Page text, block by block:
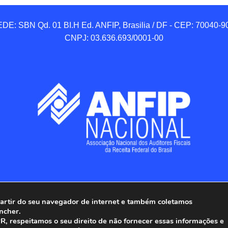
SBN Qd. 01 BI.H Ed. ANFIP, Brasilia / DF - CEP: 70040-
CNPJ: 03.636.693/0001-00
Nacional dos Auditores Fiscais da Receita Federal
do seu navegador de internet e também coletamos
respeitamos o seu direito de não fornecer essas informações e